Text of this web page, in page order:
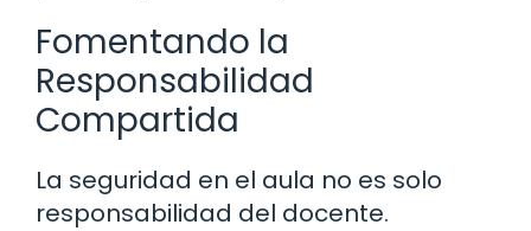
Fomentando la
Responsabilidad
Compartida
La seguridad en el aula no es solo
responsabilidad del docente.